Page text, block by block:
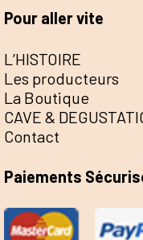
Pour aller vite
L’HISTOIRE
Les producteurs
La Boutique
CAVE &
Contact
Paiements